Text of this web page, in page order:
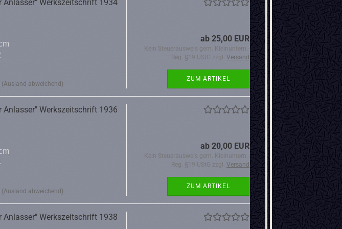
Anlasser" Werkszeitschrift 1934
(Ausland abweichend)
ab 25,00 EUR
Kein Steuerausweis gem. Kleinuntern.-
Reg. §19 UStG zzgl. Versand
ZUM ARTIKEL
Anlasser" Werkszeitschrift 1936
(Ausland abweichend)
ab 20,00 EUR
Kein Steuerausweis gem. Kleinuntern.-
Reg. §19 UStG zzgl. Versand
ZUM ARTIKEL
Anlasser" Werkszeitschrift 1938